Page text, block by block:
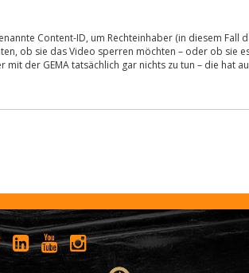
Content-ID, um Rechteinhaber (in diesem Fall
ob sie das Video sperren möchten – oder ob sie
der GEMA tatsächlich gar nichts zu tun – die hat